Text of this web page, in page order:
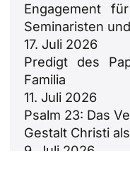
Engagement
Seminaristen
17. Juli 2026
Predigt des
Familia
11. Juli 2026
Psalm 23: Das
Gestalt Christi
9. Juli 2026